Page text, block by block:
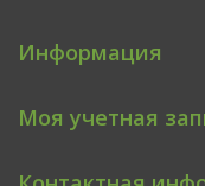
Информация
Моя учетная